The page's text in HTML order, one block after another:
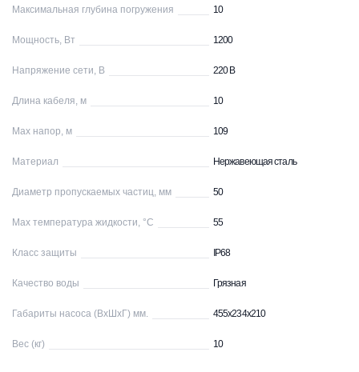
Максимальная глубина погружения 10
Мощность, Вт 1200
Напряжение сети, В 220 В
Длина кабеля, м 10
Max напор, м 109
Материал Нержавеющая сталь
Диаметр пропускаемых частиц, мм 50
Max температура жидкости, °С 55
Класс защиты IP68
Качество воды Грязная
Габариты насоса (ВхШхГ) мм. 455х234х210
Вес (кг) 10